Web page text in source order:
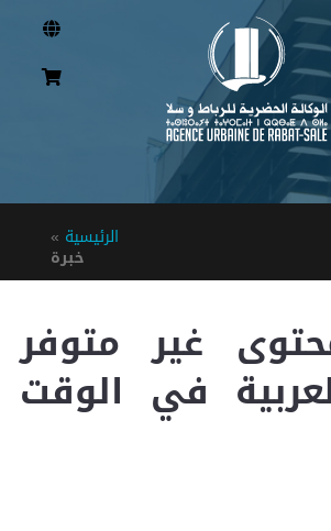
الرئيسية »
خبرة
غير متوفر
في الوقت